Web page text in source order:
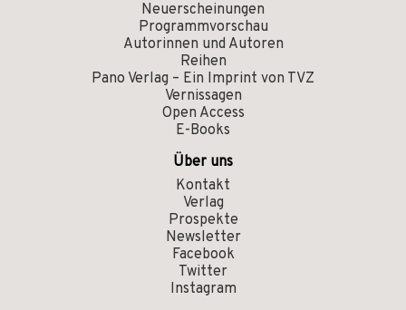
Neuerscheinungen
Programmvorschau
Autorinnen und Autoren
Reihen
Pano Verlag – Ein Imprint von TVZ
Vernissagen
Open Access
E-Books
Über uns
Kontakt
Verlag
Prospekte
Newsletter
Facebook
Twitter
Instagram